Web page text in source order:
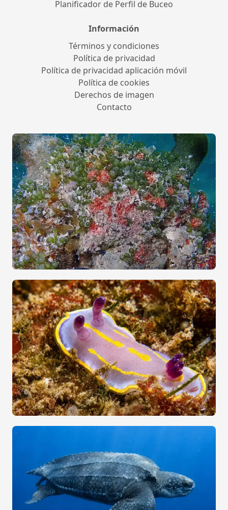
Planificador de Perfil de Buceo
Información
Términos y condiciones
Política de privacidad
Política de privacidad aplicación móvil
Política de cookies
Derechos de imagen
Contacto